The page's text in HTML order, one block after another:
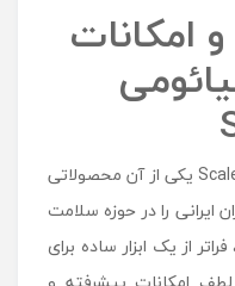
امکانات
ترازو هوشمند شیائومی مدل Scale S400 یکی از آن محصولاتی
ایرانی را در حوزه سلامت
از یک ابزار ساده برای